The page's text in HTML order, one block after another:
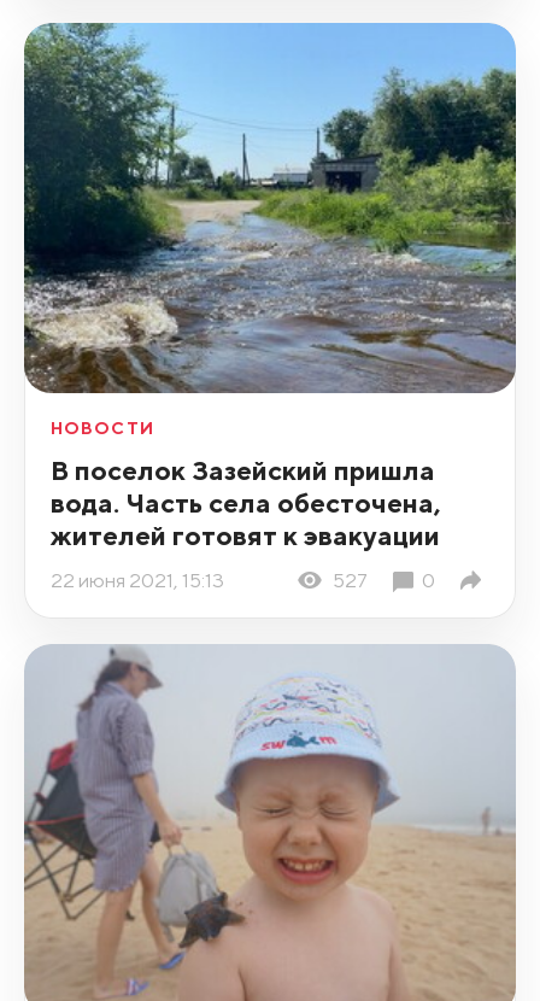
НОВОСТИ
В поселок Зазейский пришла
вода. Часть села обесточена,
жителей готовят к эвакуации
22 июня 2021, 15:13 527 0